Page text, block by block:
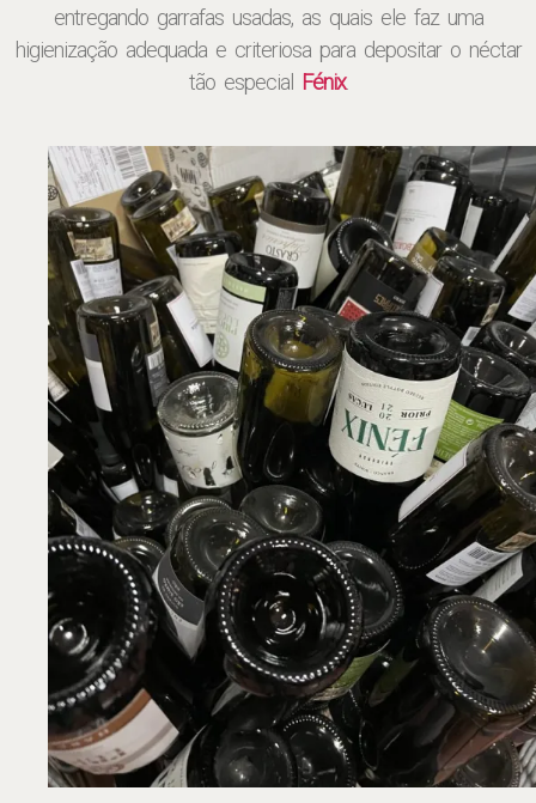
entregando garrafas usadas, as quais ele faz uma
higienização adequada e criteriosa para depositar o néctar
tão especial
Fénix.